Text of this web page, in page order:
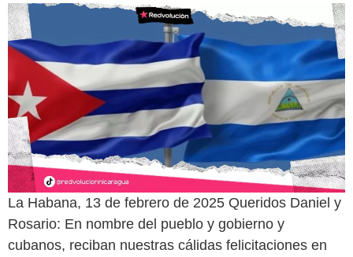
La Habana, 13 de febrero de 2025 Queridos Daniel y
Rosario: En nombre del pueblo y gobierno y
cubanos, reciban nuestras cálidas felicitaciones en